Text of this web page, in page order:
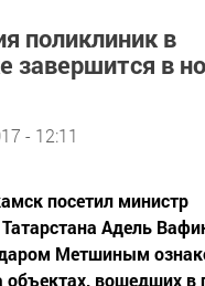
поликлиник в
завершится в
- 12:11
посетил министр
Адель
Метшиным
объектах, вошедших в